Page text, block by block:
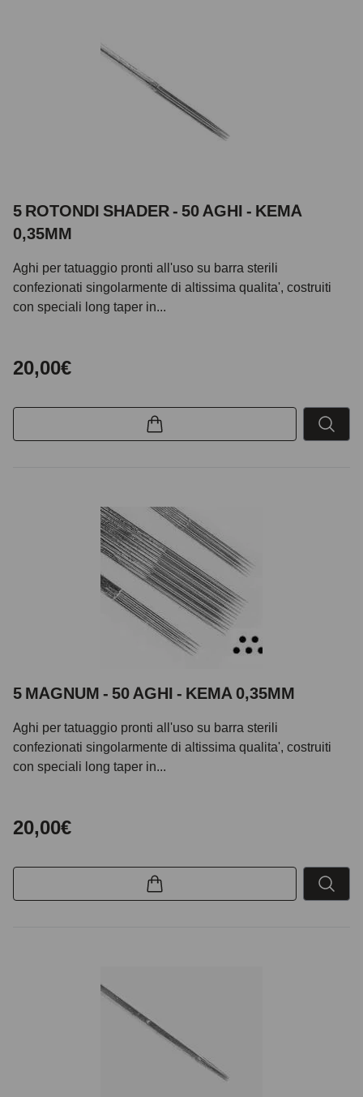
5 ROTONDI SHADER - 50 AGHI - KEMA
0,35MM
Aghi per tatuaggio pronti all'uso su barra sterili
confezionati singolarmente di altissima qualita', costruiti
con speciali long taper in...
20,00€
5 MAGNUM - 50 AGHI - KEMA 0,35MM
Aghi per tatuaggio pronti all'uso su barra sterili
confezionati singolarmente di altissima qualita', costruiti
con speciali long taper in...
20,00€